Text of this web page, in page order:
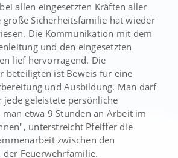
allen eingesetzten Kräften aller
große Sicherheitsfamilie hat wieder
Die Kommunikation mit dem
und den eingesetzten
lief hervorragend. Die
beteiligten ist Beweis für eine
und Ausbildung. Man darf
jede geleistete persönliche
man etwa 9 Stunden an Arbeit im
unterstreicht Pfeiffer die
zwischen den
Feuerwehrfamilie.